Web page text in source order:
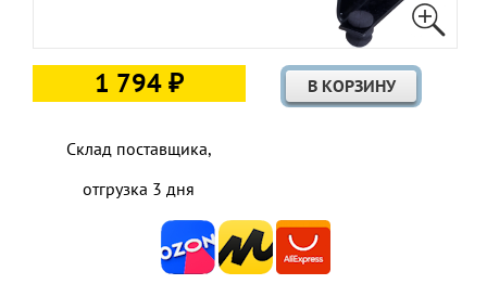
1 794 ₽
Склад поставщика,
отгрузка 3 дня